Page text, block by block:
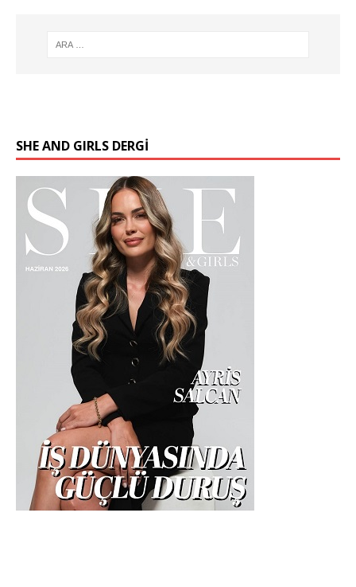
SHE AND GIRLS DERGİ